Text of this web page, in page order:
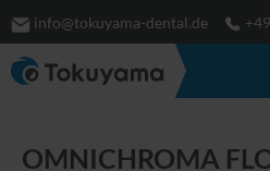
info@tokuyama-dental.de
OMNICHROMA